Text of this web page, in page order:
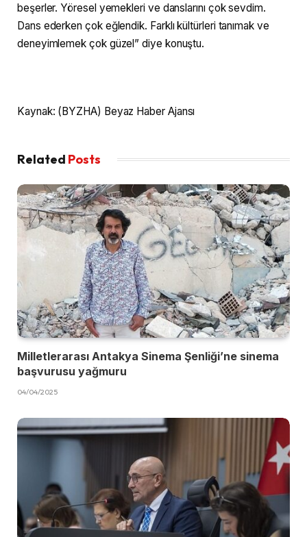
beşerler. Yöresel yemekleri ve danslarını çok sevdim.
Dans ederken çok eğlendik. Farklı kültürleri tanımak ve
deneyimlemek çok güzel” diye konuştu.
Kaynak: (BYZHA) Beyaz Haber Ajansı
Related Posts
Milletlerarası Antakya Sinema Şenliği’ne sinema
başvurusu yağmuru
04/04/2025